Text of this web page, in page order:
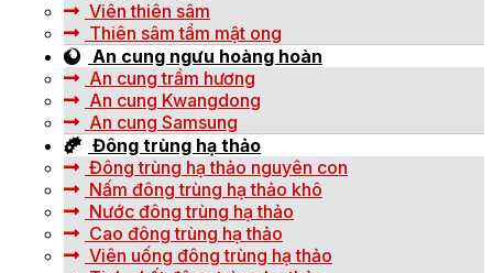
Viên thiên sâm
Thiên sâm tẩm mật ong
An cung ngưu hoàng hoàn
An cung trầm hương
An cung Kwangdong
An cung Samsung
Đông trùng hạ thảo
Đông trùng hạ thảo nguyên con
Nấm đông trùng hạ thảo khô
Nước đông trùng hạ thảo
Cao đông trùng hạ thảo
Viên uống đông trùng hạ thảo